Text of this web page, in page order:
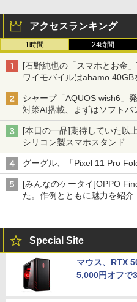
アクセスランキング
1時間 24時間
[石野純也の「スマホとお金
ワイモバイルはahamo
割」の安さと1年限定の注意
シャープ「AQUOS wish6」
対策AI搭載、まずはソフトバ
[本日の一品]期待していた
シリコン製スマホスタンド
グーグル、「Pixel 11 Pro
[みんなのケータイ]OPPO
た。作例とともに魅力を紹介
Special Site
マウス、RTX
5,000円オフで